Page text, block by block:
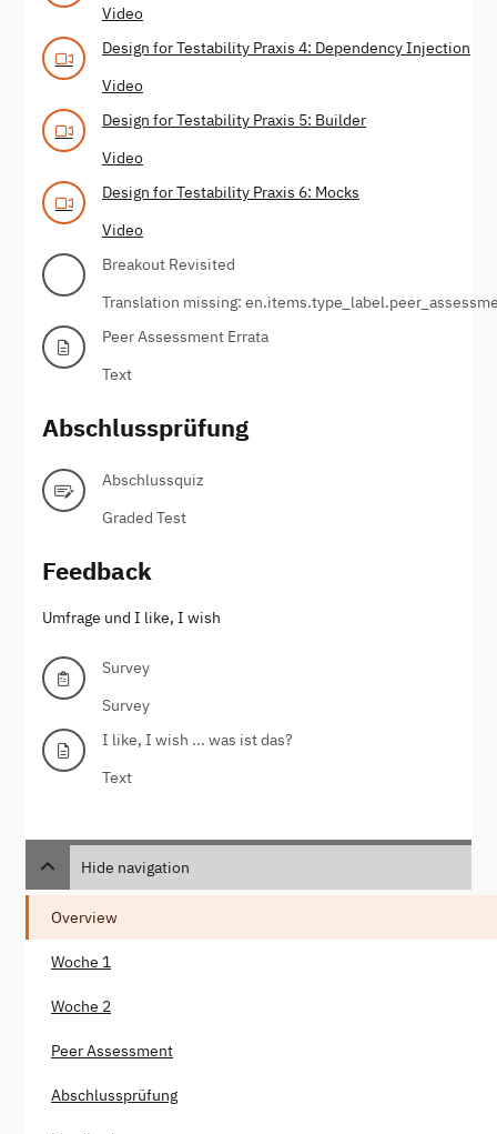
Video
Design for Testability Praxis 4: Dependency Injection
Video
Design for Testability Praxis 5: Builder
Video
Design for Testability Praxis 6: Mocks
Video
Breakout Revisited
Translation missing:
Peer Assessment Errata
Text
Abschlussprüfung
Abschlussquiz
Graded Test
Feedback
Umfrage und I like, I wish
Survey
Survey
I like, I wish ... was ist das?
Text
Hide navigation
Overview
Woche 1
Woche 2
Peer Assessment
Abschlussprüfung